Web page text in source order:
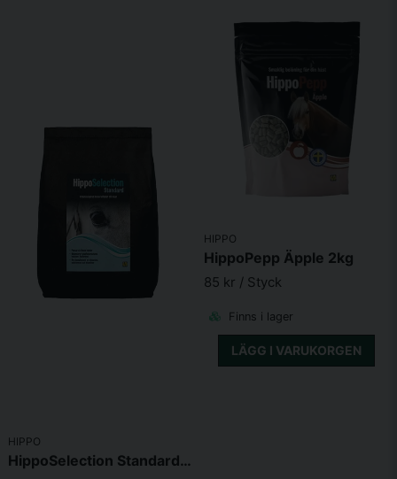
HIPPO
HippoSelection Standard Pellets 5kg
HIPPO
HippoPepp Äpple 2kg
85 kr / Styck
Finns i lager
LÄGG I VARUKORGEN